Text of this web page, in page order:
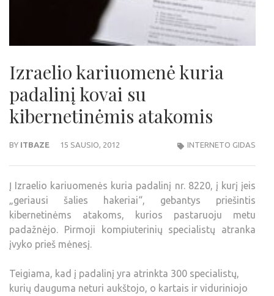
Izraelio kariuomenė kuria
padalinį kovai su
kibernetinėmis atakomis
BY ITBAZE 15 SAUSIO, 2012 INTERNETO GIDAS
Į Izraelio kariuomenės kuria padalinį nr. 8220, į kurį įeis
„geriausi šalies hakeriai“, gebantys priešintis
kibernetinėms atakoms, kurios pastaruoju metu
padažnėjo. Pirmoji kompiuterinių specialistų atranka
įvyko prieš mėnesį.
Teigiama, kad į padalinį yra atrinkta 300 specialistų,
kurių dauguma neturi aukštojo, o kartais ir viduriniojo